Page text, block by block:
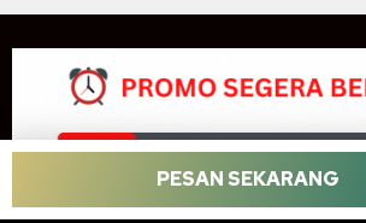
PESAN SEKARANG